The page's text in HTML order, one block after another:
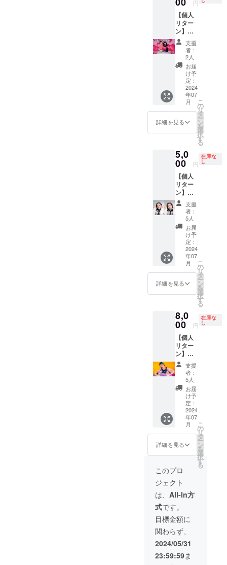
日、受
付時に
お名前
とポス
ター受
け取り
をお声
がけく
ださい
円
【個人
リター
ン】ド
キッ！
Yuiko先
生と
KPOP
マン
ツーマ
ンレッ
スン大
会（大
阪市内
のみ）1
時間 ・
7月中に
援者の
方と
メール
のやり
取りに
て決定
支援
者：
2人
お届
け予
定：
2024
年07
月
詳細を見る
こ
の
リ
タ
ー
ン
を
選
択
す
る
5,0
00 円
在庫な
し
【個人
リター
ン】こ
れであ
なたも
ティッ
クトッ
カー
☆☆
hanaと
2人で
TikTok
撮影 (支
援して
いただ
いた方
タイで
撮影・
曲はこ
ちらで
指定あ
り)
TikTok
撮影中
の動画
撮影、
hanaと
2人で写
真撮影
もでき
るよ☻
(大阪市
内) 日程
18:00
支援
者：
5人
お届
け予
定：
2024
年07
月
詳細を見る
こ
の
リ
タ
ー
ン
を
選
択
す
る
8,0
00 円
在庫な
し
【個人
リター
ン】
hanaと
みっち
り1時間
30分ダ
ンス強
化☆プ
ライ
ベート
レッス
ン (5
名・女
性限
定・大
阪市内)
最後に
写真撮
影・動
画撮影
の時間
あり☻
日程 ・
7月22日
18:15~
19:45
支援
者：
5人
お届
け予
定：
2024
年07
月
詳細を見る
こ
の
リ
タ
ー
ン
を
選
択
す
る
このプロ
ジェクト
は、 All-In方
式です。
目標金額に
関わらず、
2024/05/31
23:59:59ま